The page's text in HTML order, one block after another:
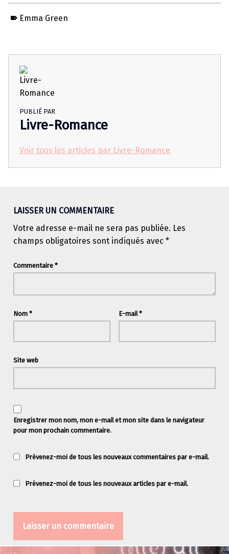
Emma Green
PUBLIÉ PAR
Livre-Romance
Voir tous les articles par Livre-Romance
Skip back to main navigation
LAISSER UN COMMENTAIRE
Votre adresse e-mail ne sera pas publiée. Les
champs obligatoires sont indiqués avec *
Commentaire *
Nom * E-mail*
Site web
Enregistrer mon nom, mon e-mail et mon site dans le navigateur
pour mon prochain commentaire.
Prévenez-moi de tous les nouveaux commentaires par e-mail.
Prévenez-moi de tous les nouveaux articles par e-mail.
Post navigation